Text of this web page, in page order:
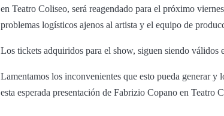
en Teatro Coliseo, será reagendado para el próximo
problemas logísticos ajenos al artista y el equipo de
Los tickets adquiridos para el show, siguen siendo válidos
Lamentamos los inconvenientes que esto pueda generar
esta esperada presentación de Fabrizio Copano en Teatro